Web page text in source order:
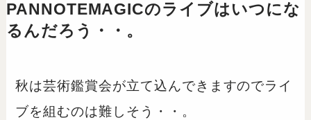
PANNOTEMAGICのライブはいつにな
るんだろう・・。
秋は芸術鑑賞会が立て込んできますのでライ
ブを組むのは難しそう・・。